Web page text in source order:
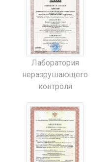
Лаборатория
неразрушающего
контроля